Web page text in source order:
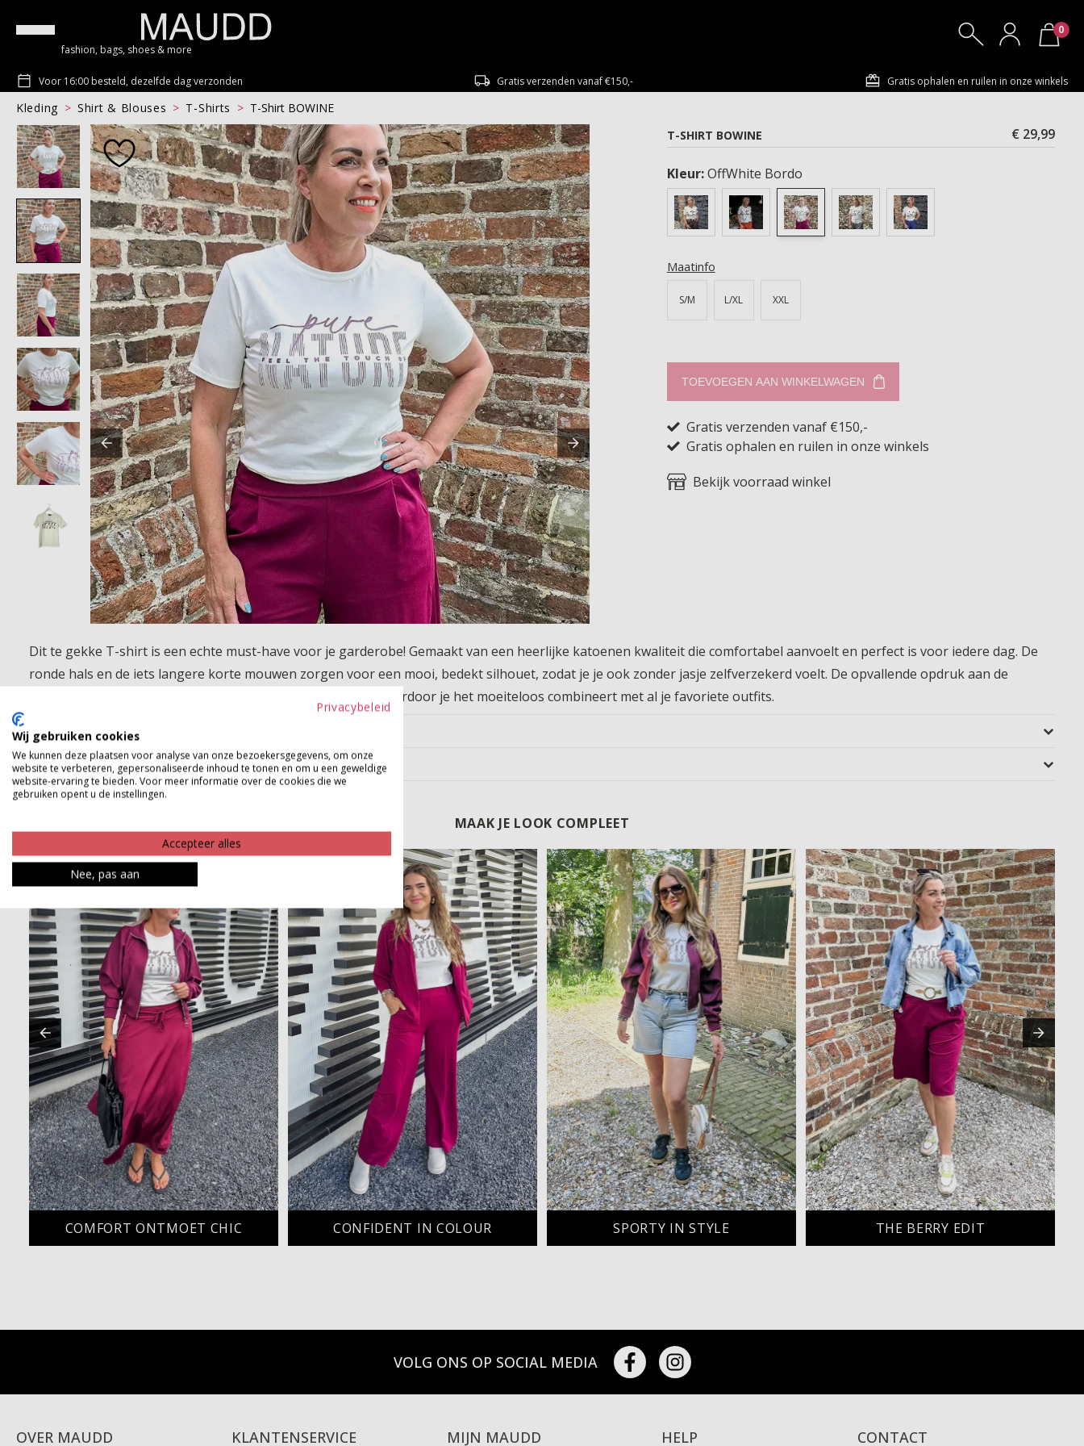
fashion, bags, shoes & more
0
Voor 16:00 besteld, dezelfde dag verzonden Gratis verzenden vanaf €150,- Gratis ophalen en ruilen in onze winkels
Kleding Shirt & Blouses T-Shirts
T-Shirt BOWINE
T-SHIRT BOWINE
€ 29,99
Kleur:OffWhite Bordo
Maatinfo
S/M L/XL XXL
TOEVOEGEN AAN WINKELWAGEN
Gratis verzenden vanaf €150,-
Gratis ophalen en ruilen in onze winkels
Bekijk voorraad winkel
Dit te gekke T-shirt is een echte must-have voor je garderobe! Gemaakt van een heerlijke katoenen kwaliteit die comfortabel aanvoelt en perfect is voor iedere dag. De
ronde hals en de iets langere korte mouwen zorgen voor een mooi, bedekt silhouet, zodat je je ook zonder jasje zelfverzekerd voelt. De opvallende opdruk aan de
voorkant geeft het shirt een stoere en trendy uitstraling, waardoor je het moeiteloos combineert met al je favoriete outfits.
Product kenmerken
Betaalinformatie
MAAK JE LOOK COMPLEET
COMFORT ONTMOET CHIC CONFIDENT IN COLOUR SPORTY IN STYLE THE BERRY EDIT
VOLG ONS OP SOCIAL MEDIA
OVER MAUDD KLANTENSERVICE MIJN MAUDD HELP CONTACT
Privacybeleid
Wij gebruiken cookies
We kunnen deze plaatsen voor analyse van onze bezoekersgegevens, om onze
website te verbeteren, gepersonaliseerde inhoud te tonen en om u een geweldige
website-ervaring te bieden. Voor meer informatie over de cookies die we
gebruiken opent u de instellingen.
Accepteer alles
Nee, pas aan